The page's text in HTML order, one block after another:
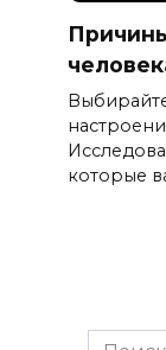
которые
Search